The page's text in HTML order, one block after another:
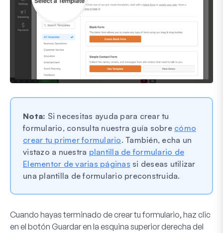
Nota: Si necesitas ayuda para crear tu
formulario, consulta nuestra guía sobre cómo
crear tu primer formulario. También, echa un
vistazo a nuestra plantilla de formulario de
Elementor de varias páginas si deseas utilizar
una plantilla de formulario preconstruida.
Cuando hayas terminado de crear tu formulario, haz clic
en el botón Guardaren la esquina superior derecha del